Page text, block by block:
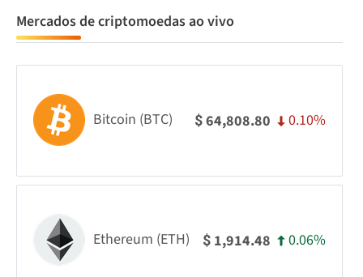
Mercados de criptomoedas ao vivo
Bitcoin (BTC) $64,808.80 0.10%
Ethereum (ETH) $ 1,914.48 0.06%